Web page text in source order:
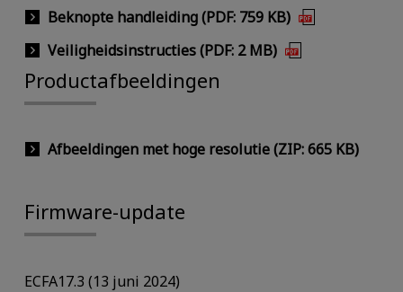
Beknopte handleiding (PDF: 759 KB)
Veiligheidsinstructies (PDF: 2 MB)
Productafbeeldingen
Afbeeldingen met hoge resolutie (ZIP: 665 KB)
Firmware-update
ECFA17.3 (13 juni 2024)